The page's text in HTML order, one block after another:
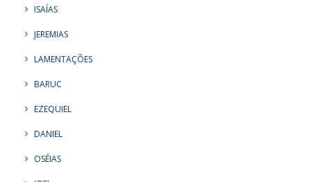
ISAÍAS
JEREMIAS
LAMENTAÇÕES
BARUC
EZEQUIEL
DANIEL
OSÉIAS